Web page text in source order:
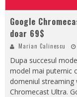
Google
doar 69$
Marian Calinescu
Dupa succesul
model mai puternic
domeniul streaming
Chromecast Ultra.